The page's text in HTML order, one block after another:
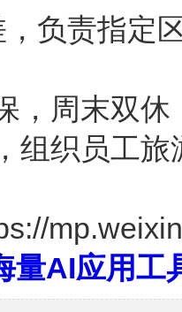
负责指定
，周末双
组织员工旅
量AI应用